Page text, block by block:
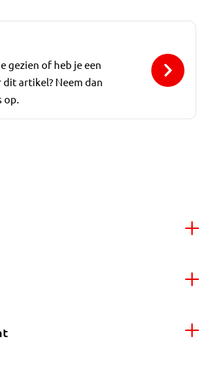
gezien of heb je een
artikel? Neem dan
op.